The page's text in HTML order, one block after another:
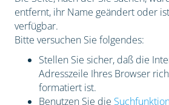
entfernt, ihr Name geändert oder
verfügbar.
Bitte versuchen Sie folgendes:
Stellen Sie sicher, daß die
Adresszeile Ihres Browser
formatiert ist.
Benutzen Sie die